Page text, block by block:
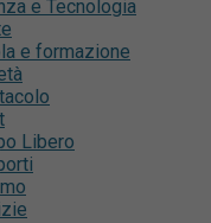
e Tecnologia
e formazione
Libero